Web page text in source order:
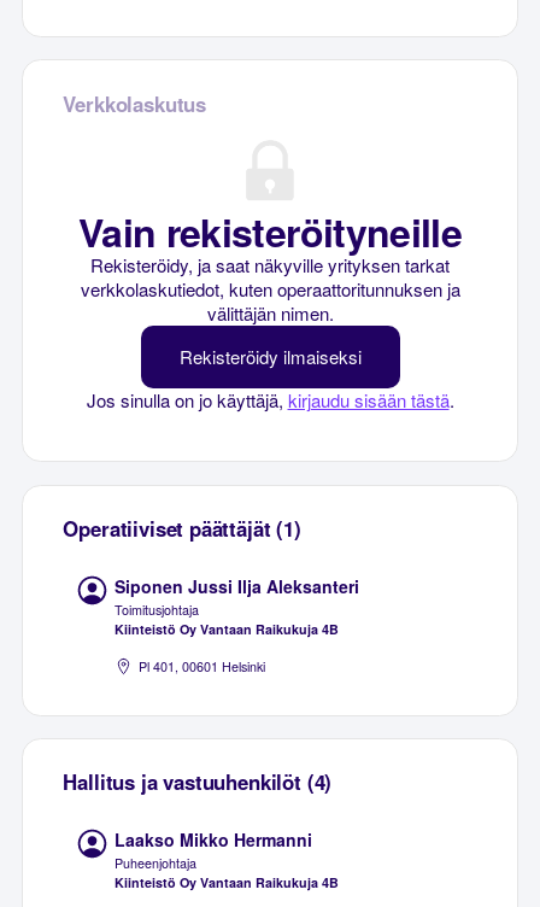
Verkkolaskutus
Vain rekisteröityneille
Rekisteröidy, ja saat näkyville yrityksen tarkat
verkkolaskutiedot, kuten operaattoritunnuksen ja
välittäjän nimen.
Rekisteröidy ilmaiseksi
Jos sinulla on jo käyttäjä, kirjaudu sisään tästä.
Operatiiviset päättäjät (1)
Siponen Jussi Ilja Aleksanteri
Toimitusjohtaja
Kiinteistö Oy Vantaan Raikukuja 4B
Pl 401, 00601 Helsinki
Hallitus ja vastuuhenkilöt (4)
Laakso Mikko Hermanni
Puheenjohtaja
Kiinteistö Oy Vantaan Raikukuja 4B